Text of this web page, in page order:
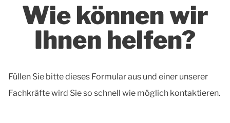
Wie können wir
Ihnen helfen?
Füllen Sie bitte dieses Formular aus und einer unserer
Fachkräfte wird Sie so schnell wie möglich kontaktieren.